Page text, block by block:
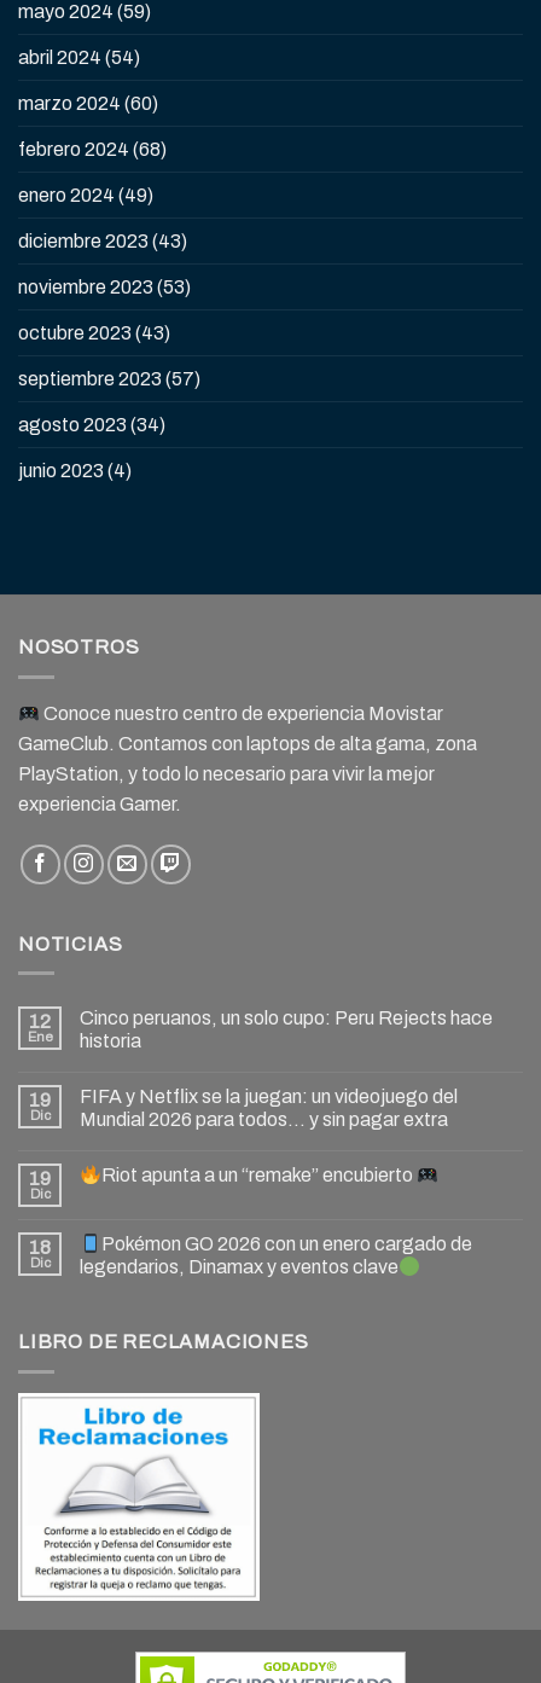
mayo 2024 (59)
abril 2024 (54)
marzo 2024 (60)
febrero 2024 (68)
enero 2024 (49)
diciembre 2023 (43)
noviembre 2023 (53)
octubre 2023 (43)
septiembre 2023 (57)
agosto 2023 (34)
junio 2023 (4)
NOSOTROS
Conoce nuestro centro de experiencia Movistar
GameClub. Contamos con laptops de alta gama, zona
PlayStation, y todo lo necesario para vivir la mejor
experiencia Gamer.
NOTICIAS
12
Ene
Cinco peruanos, un solo cupo: Peru Rejects hace
historia
19
Dic
FIFA y Netflix se la juegan: un videojuego del
Mundial 2026 para todos… y sin pagar extra
19
Dic
Riot apunta a un “remake” encubierto
18
Dic
Pokémon GO 2026 con un enero cargado de
legendarios, Dinamax y eventos clave
LIBRO DE RECLAMACIONES